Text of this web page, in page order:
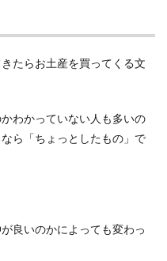
たらお土産を買ってくる文
わかっていない人も多いの
ら「ちょっとしたもの」で
良いのかによっても変わっ